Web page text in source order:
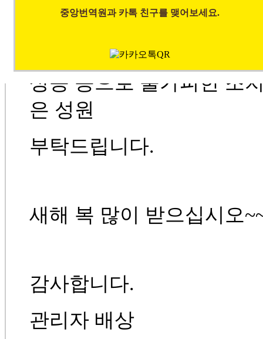
중앙번역원과 카톡 친구를 맺어보세요.
12,000원에서 14,000원
상승 등으로 불가피한 조
은 성원
부탁드립니다.
새해 복 많이 받으십시오
감사합니다.
관리자 배상